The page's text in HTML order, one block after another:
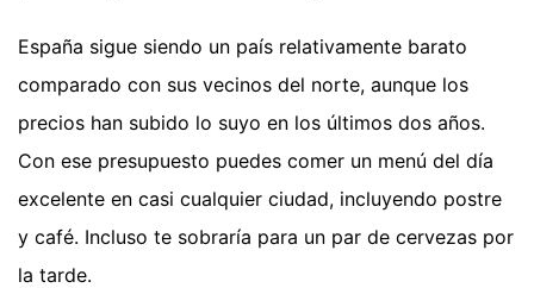
España sigue siendo un país relativamente barato
comparado con sus vecinos del norte, aunque los
precios han subido lo suyo en los últimos dos años.
Con ese presupuesto puedes comer un menú del día
excelente en casi cualquier ciudad, incluyendo postre
y café. Incluso te sobraría para un par de cervezas por
la tarde.